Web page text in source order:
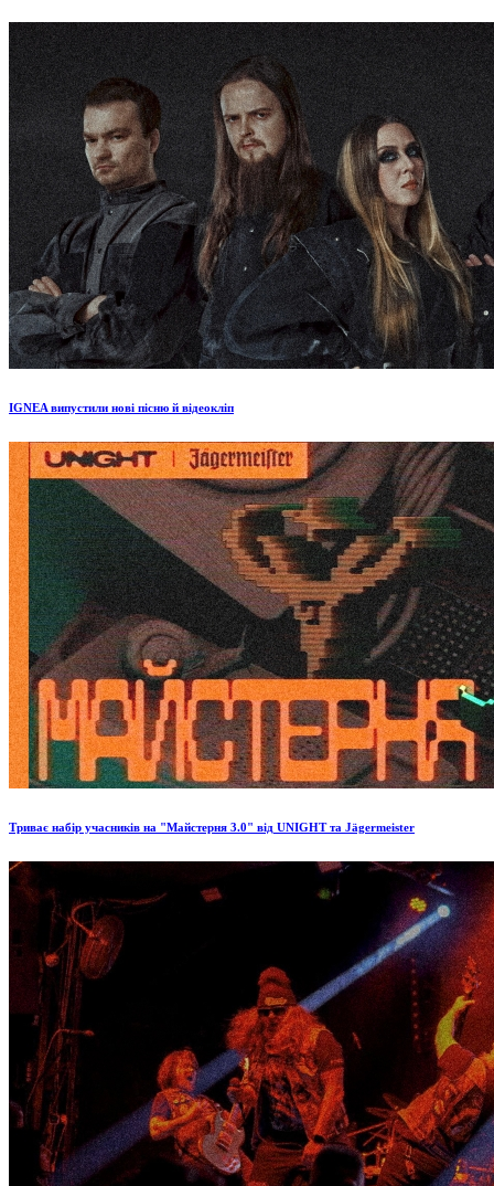
IGNEA випустили нові пісню й відеокліп
Триває набір учасників на "Майстерня 3.0" від UNIGHT та Jägermeister